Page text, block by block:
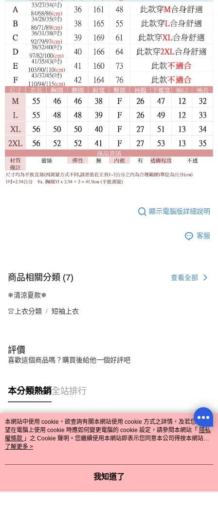
顯示電腦版詳細說明
客服
商品相關分類 (7) 查看全部
❄清涼夏款❄
👚上衣分類 短袖上衣
評價
喜歡這個商品嗎？購買後給他一個好評吧
本分類熱銷全站排行
熱門標籤
本網站中使用 cookie，欲查詢有關本網站使用 cookie 方式之詳情，及若您不希
望在電腦上使用 cookie 時應如何變更電腦的 cookie 設定，請參閱本網站「 隱私
權條款 」之 Cookie 聲明。您繼續使用本網站即表示您同意本公司得按本網站使
用條款之 Cookie 聲明使用 cookie。
了解更多 >
我知道了